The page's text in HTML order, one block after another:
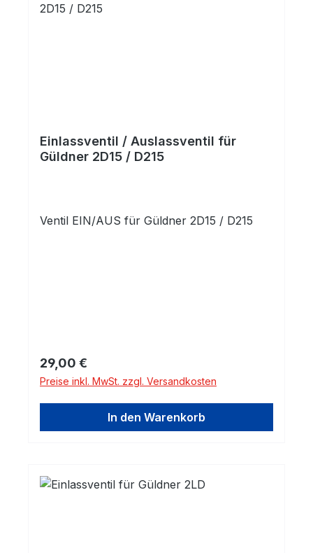
Einlassventil / Auslassventil für
Güldner 2D15 / D215
Ventil EIN/AUS für Güldner 2D15 / D215
Regulärer Preis:
29,00 €
Preise inkl. MwSt. zzgl. Versandkosten
In den Warenkorb